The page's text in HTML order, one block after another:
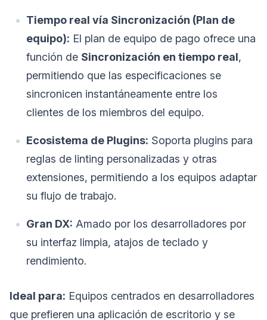
Tiempo real vía Sincronización (Plan de
equipo): El plan de equipo de pago ofrece una
función de Sincronización en tiempo real,
permitiendo que las especificaciones se
sincronicen instantáneamente entre los
clientes de los miembros del equipo.
Ecosistema de Plugins: Soporta plugins para
reglas de linting personalizadas y otras
extensiones, permitiendo a los equipos adaptar
su flujo de trabajo.
Gran DX: Amado por los desarrolladores por
su interfaz limpia, atajos de teclado y
rendimiento.
Ideal para: Equipos centrados en desarrolladores
que prefieren una aplicación de escritorio y se